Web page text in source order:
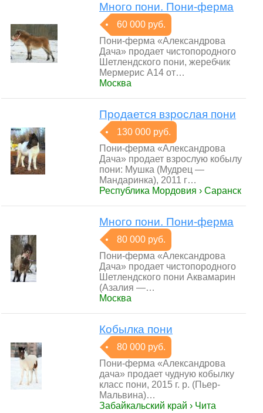
Много пони. Пони-ферма
60 000 руб.
Пони-ферма «Александрова
Дача» продает чистопородного
Шетлендского пони, жеребчик
Мермерис А14 от…
Москва
Продается взрослая пони
130 000 руб.
Пони-ферма «Александрова
Дача» продает взрослую кобылу
пони: Мушка (Мудрец —
Мандаринка), 2011 г…
Республика Мордовия › Саранск
Много пони. Пони-ферма
80 000 руб.
Пони-ферма «Александрова
Дача» продает чистопородного
Шетлендского пони Аквамарин
(Азалия —…
Москва
Кобылка пони
80 000 руб.
Пони-ферма «Александрова
дача» продает чудную кобылку
класс пони, 2015 г. р. (Пьер-
Мальвина)…
Забайкальский край › Чита